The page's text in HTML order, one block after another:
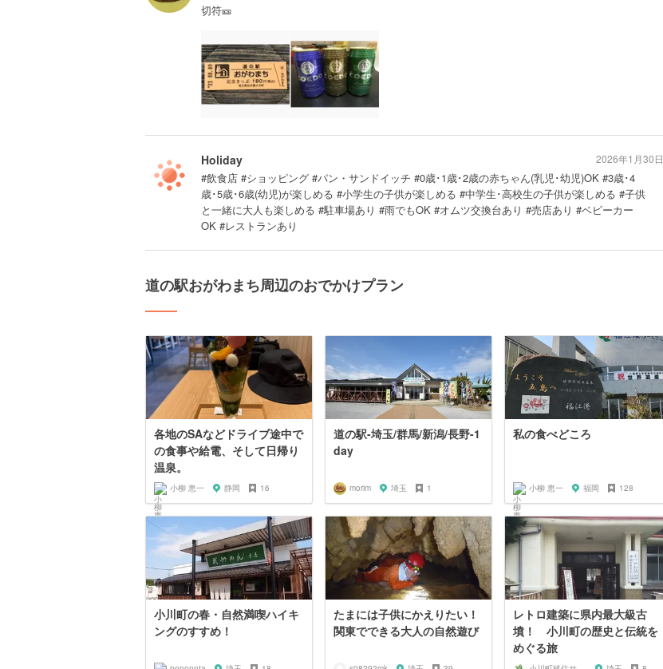
切符🎫
Holiday
#飲食店 #ショッピング #パン・サンドイッチ #0歳･1歳･2歳の赤ちゃん(乳児･幼児)OK #3歳･4
歳･5歳･6歳(幼児)が楽しめる #小学生の子供が楽しめる #中学生･高校生の子供が楽しめる #子供
と一緒に大人も楽しめる #駐車場あり #雨でもOK #オムツ交換台あり #売店あり #ベビーカー
OK #レストランあり
2026年1月30日
道の駅おがわまち周辺のおでかけプラン
各地のSAなどドライブ途中で
の食事や給電、そして日帰り
温泉。
小柳 恵一 静岡 16
道の駅-埼玉/群馬/新潟/長野-1
day
morim 埼玉 1
私の食べどころ
小柳 恵一 福岡 128
小川町の春・自然満喫ハイキ
ングのすすめ！
たまには子供にかえりたい！
関東でできる大人の自然遊び
レトロ建築に県内最大級古
墳！ 小川町の歴史と伝統を
めぐる旅